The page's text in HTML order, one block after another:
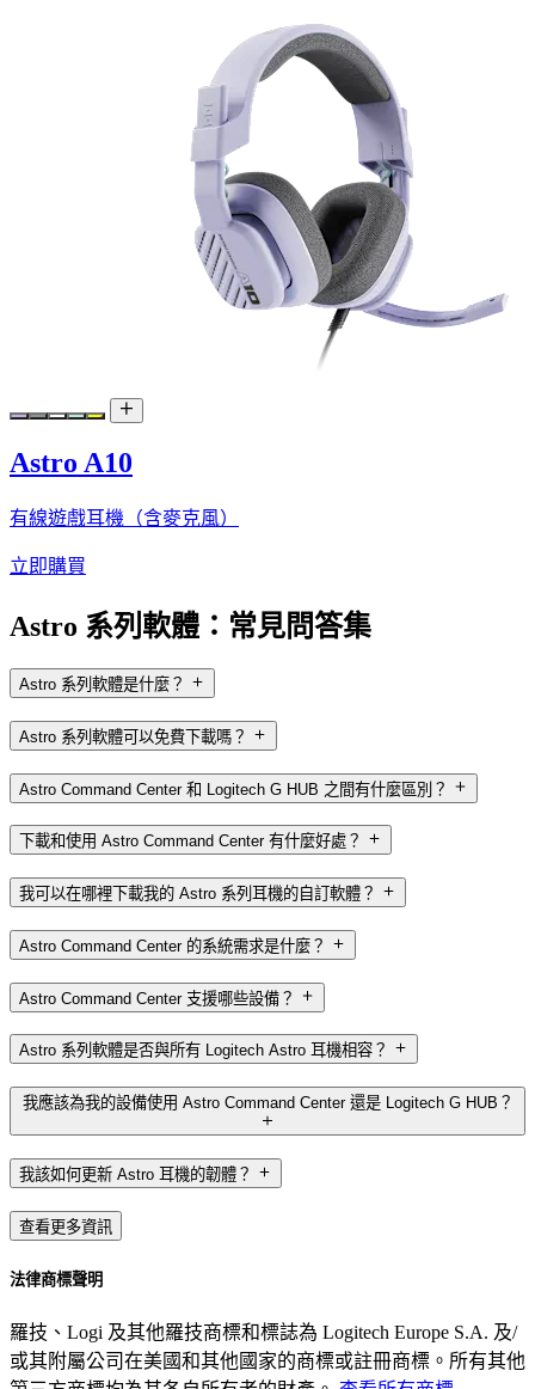
Astro A10
有線遊戲耳機（含麥克風）
立即購買
Astro 系列軟體：常見問答集
Astro 系列軟體是什麼？
Astro 系列軟體可以免費下載嗎？
Astro Command Center 和 Logitech G HUB 之間有什麼區別？
下載和使用 Astro Command Center 有什麼好處？
我可以在哪裡下載我的 Astro 系列耳機的自訂軟體？
Astro Command Center 的系統需求是什麼？
Astro Command Center 支援哪些設備？
Astro 系列軟體是否與所有 Logitech Astro 耳機相容？
我應該為我的設備使用 Astro Command Center 還是 Logitech G HUB？
我該如何更新 Astro 耳機的韌體？
查看更多資訊
法律商標聲明
羅技、Logi 及其他羅技商標和標誌為 Logitech Europe S.A. 及/
或其附屬公司在美國和其他國家的商標或註冊商標。所有其他